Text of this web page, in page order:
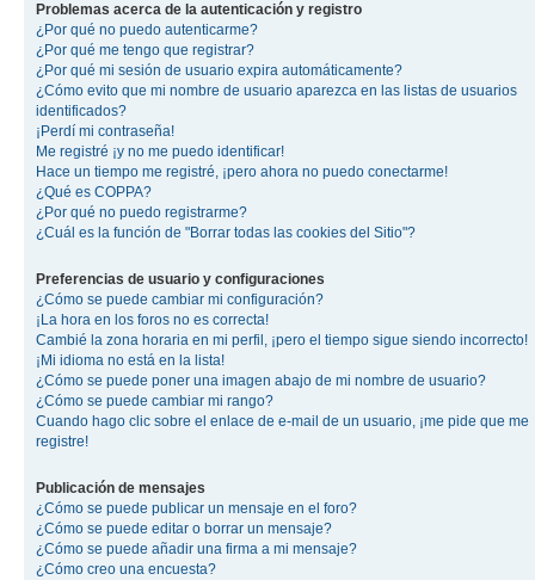
Problemas acerca de la autenticación y registro
¿Por qué no puedo autenticarme?
¿Por qué me tengo que registrar?
¿Por qué mi sesión de usuario expira automáticamente?
¿Cómo evito que mi nombre de usuario aparezca en las listas de usuarios
identificados?
¡Perdí mi contraseña!
Me registré ¡y no me puedo identificar!
Hace un tiempo me registré, ¡pero ahora no puedo conectarme!
¿Qué es COPPA?
¿Por qué no puedo registrarme?
¿Cuál es la función de "Borrar todas las cookies del Sitio"?
Preferencias de usuario y configuraciones
¿Cómo se puede cambiar mi configuración?
¡La hora en los foros no es correcta!
Cambié la zona horaria en mi perfil, ¡pero el tiempo sigue siendo incorrecto!
¡Mi idioma no está en la lista!
¿Cómo se puede poner una imagen abajo de mi nombre de usuario?
¿Cómo se puede cambiar mi rango?
Cuando hago clic sobre el enlace de e-mail de un usuario, ¡me pide que me
registre!
Publicación de mensajes
¿Cómo se puede publicar un mensaje en el foro?
¿Cómo se puede editar o borrar un mensaje?
¿Cómo se puede añadir una firma a mi mensaje?
¿Cómo creo una encuesta?